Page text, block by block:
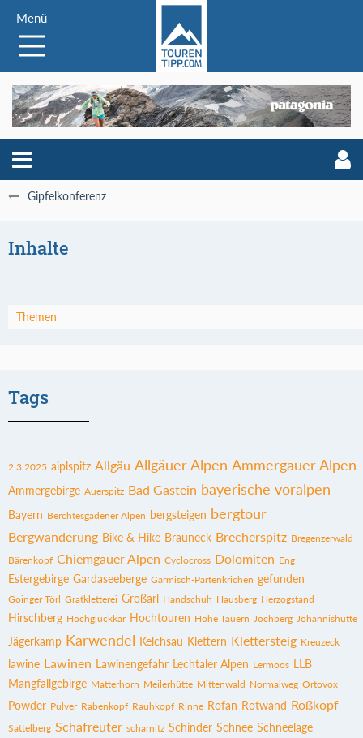
Menü
Gipfelkonferenz
Inhalte
Themen
Tags
2.3.2025 aiplspitz Allgäu Allgäuer Alpen Ammergauer Alpen
Ammergebirge Auerspitz Bad Gastein bayerische voralpen
Bayern Berchtesgadener Alpen bergsteigen bergtour
Bergwanderung Bike & Hike Brauneck Brecherspitz Bregenzerwald
Bärenkopf Chiemgauer Alpen Cyclocross Dolomiten Eng
Estergebirge Gardaseeberge Garmisch-Partenkrichen gefunden
Goinger Törl Gratkletterei Großarl Handschuh Hausberg Herzogstand
Hirschberg Hochglückkar Hochtouren Hohe Tauern Jochberg Johannishütte
Jägerkamp Karwendel Kelchsau Klettern Klettersteig Kreuzeck
lawine Lawinen Lawinengefahr Lechtaler Alpen Lermoos LLB
Mangfallgebirge Matterhorn Meilerhütte Mittenwald Normalweg Ortovox
Powder Pulver Rabenkopf Rauhkopf Rinne Rofan Rotwand Roßkopf
Sattelberg Schafreuter scharnitz Schinder Schnee Schneelage